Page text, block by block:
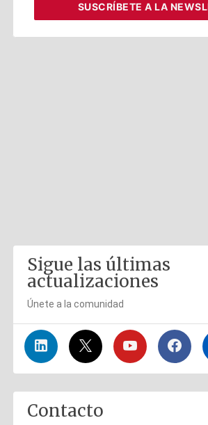
SUSCRÍBETEA LA
Sigue las últimas
actualizaciones
Únete a la comunidad
Contacto